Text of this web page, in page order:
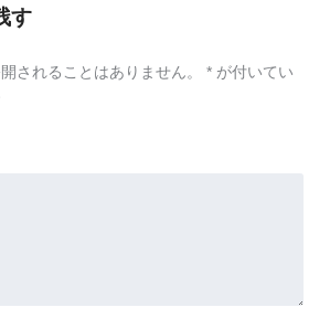
す
されることはありません。 * が付いてい